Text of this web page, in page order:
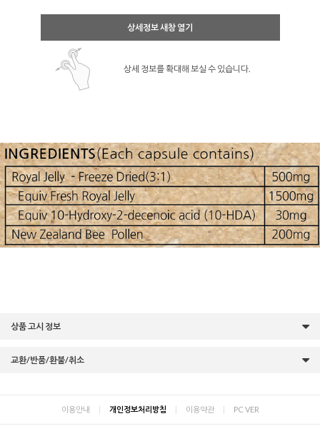
상세정보 새창 열기
상세 정보를 확대해 보실 수 있습니다.
상품 고시 정보
교환/반품/환불/취소
이용안내 개인정보처리방침 이용약관 PC VER